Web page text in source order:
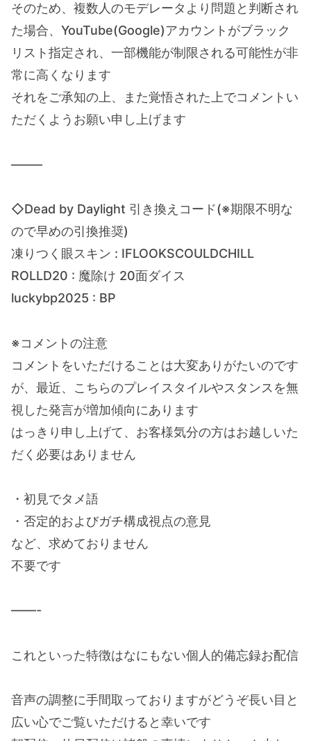
そのため、複数人のモデレータより問題と判断され
た場合、YouTube(Google)アカウントがブラック
リスト指定され、一部機能が制限される可能性が非
常に高くなります
それをご承知の上、また覚悟された上でコメントい
ただくようお願い申し上げます
——–
◇Dead by Daylight 引き換えコード(※期限不明な
ので早めの引換推奨)
凍りつく眼スキン : IFLOOKSCOULDCHILL
ROLLD20 : 魔除け 20面ダイス
luckybp2025 : BP
※コメントの注意
コメントをいただけることは大変ありがたいのです
が、最近、こちらのプレイスタイルやスタンスを無
視した発言が増加傾向にあります
はっきり申し上げて、お客様気分の方はお越しいた
だく必要はありません
・初見でタメ語
・否定的およびガチ構成視点の意見
など、求めておりません
不要です
——-
これといった特徴はなにもない個人的備忘録お配信
音声の調整に手間取っておりますがどうぞ長い目と
広い心でご覧いただけると幸いです